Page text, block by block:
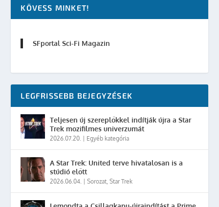
KÖVESS MINKET!
SFportal Sci-Fi Magazin
LEGFRISSEBB BEJEGYZÉSEK
Teljesen új szereplőkkel indítják újra a Star
Trek mozifilmes univerzumát
2026.07.20. Egyéb kategória
A Star Trek: United terve hivatalosan is a
stúdió előtt
2026.06.04. |Sorozat,Star Trek